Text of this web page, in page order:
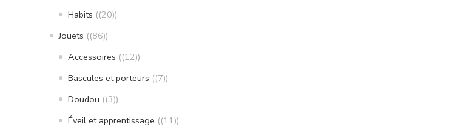
Habits (20)
Jouets (86)
Accessoires (12)
Bascules et porteurs (7)
Doudou (3)
Éveil et apprentissage (11)